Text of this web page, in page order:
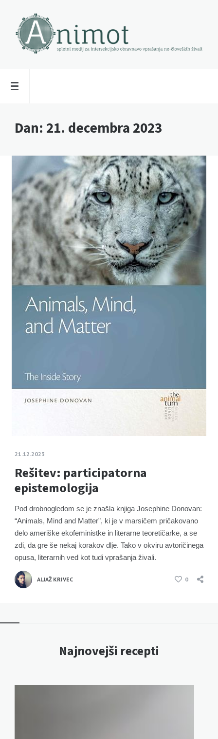
Dan: 21. decembra 2023
21.12.2023
Rešitev: participatorna
epistemologija
Pod drobnogledom se je znašla knjiga Josephine Donovan:
“Animals, Mind and Matter”, ki je v marsičem pričakovano
delo ameriške ekofeministke in literarne teoretičarke, a se
zdi, da gre še nekaj korakov dlje. Tako v okviru avtoričinega
opusa, literarnih ved kot tudi vprašanja živali.
ALJAŽ KRIVEC 0
Najnovejši recepti